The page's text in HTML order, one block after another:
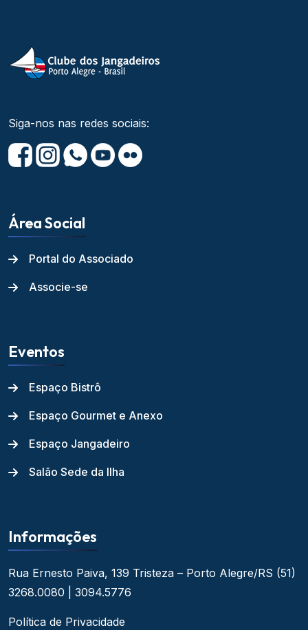
Siga-nos nas redes sociais:
Área Social
Portal do Associado
Associe-se
Eventos
Espaço Bistrô
Espaço Gourmet e Anexo
Espaço Jangadeiro
Salão Sede da Ilha
Informações
Rua Ernesto Paiva, 139 Tristeza – Porto Alegre/RS (51)
3268.0080 | 3094.5776
Política de Privacidade